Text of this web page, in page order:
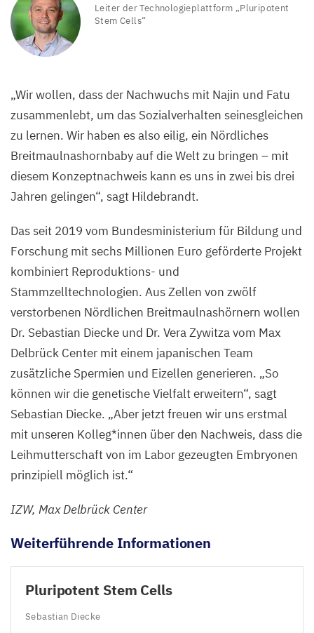
Leiter der Technologieplattform „Pluripotent
Stem Cells“
„Wir wollen, dass der Nachwuchs mit Najin und Fatu
zusammenlebt, um das Sozialverhalten seinesgleichen
zu lernen. Wir haben es also eilig, ein Nördliches
Breitmaulnashornbaby auf die Welt zu bringen – mit
diesem Konzeptnachweis kann es uns in zwei bis drei
Jahren gelingen“, sagt Hildebrandt.
Das seit 2019 vom Bundesministerium für Bildung und
Forschung mit sechs Millionen Euro geförderte Projekt
kombiniert Reproduktions- und
Stammzelltechnologien. Aus Zellen von zwölf
verstorbenen Nördlichen Breitmaulnashörnern wollen
Dr. Sebastian Diecke und Dr. Vera Zywitza vom Max
Delbrück Center mit einem japanischen Team
zusätzliche Spermien und Eizellen generieren. „So
können wir die genetische Vielfalt erweitern“, sagt
Sebastian Diecke. „Aber jetzt freuen wir uns erstmal
mit unseren Kolleg*innen über den Nachweis, dass die
Leihmutterschaft von im Labor gezeugten Embryonen
prinzipiell möglich ist.“
IZW, Max Delbrück Center
Weiterführende Informationen
Pluripotent Stem Cells
Sebastian Diecke